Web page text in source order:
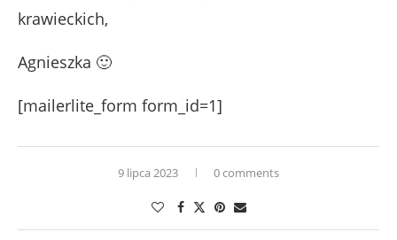
krawieckich,
Agnieszka 🙂
[mailerlite_form form_id=1]
9 lipca 2023 0 comments